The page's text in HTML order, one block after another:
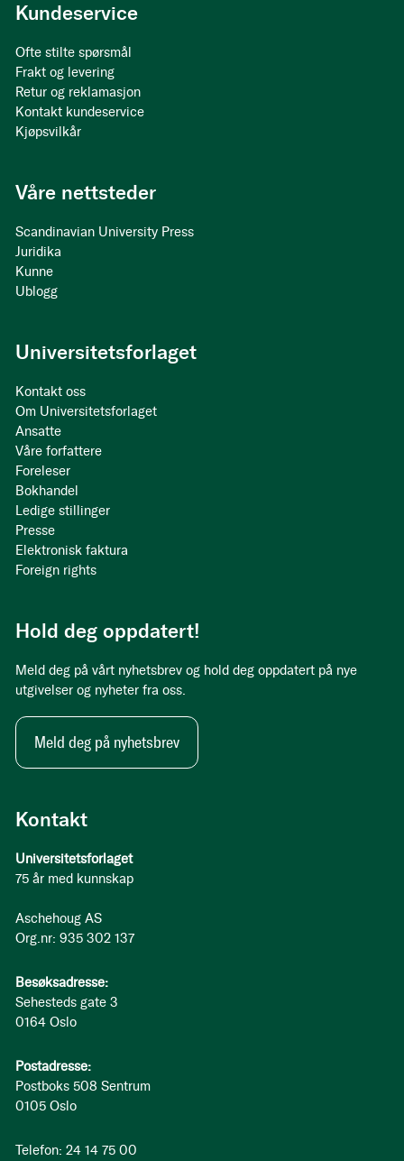
Kontakt
Universitetsforlaget
75 år med kunnskap
Aschehoug AS
Org.nr: 935 302 137
Besøksadresse:
Sehesteds gate 3
0164 Oslo
Postadresse:
Postboks 508 Sentrum
0105 Oslo
Telefon: 24 14 75 00
Kundeservice
Ofte stilte spørsmål
Frakt og levering
Retur og reklamasjon
Kontakt kundeservice
Kjøpsvilkår
Våre nettsteder
Scandinavian University Press
Juridika
Kunne
Ublogg
Universitetsforlaget
Kontakt oss
Om Universitetsforlaget
Ansatte
Våre forfattere
Foreleser
Bokhandel
Ledige stillinger
Presse
Elektronisk faktura
Foreign rights
Hold deg oppdatert!
Meld deg på vårt nyhetsbrev og hold deg oppdatert på nye
utgivelser og nyheter fra oss.
Meld deg på nyhetsbrev